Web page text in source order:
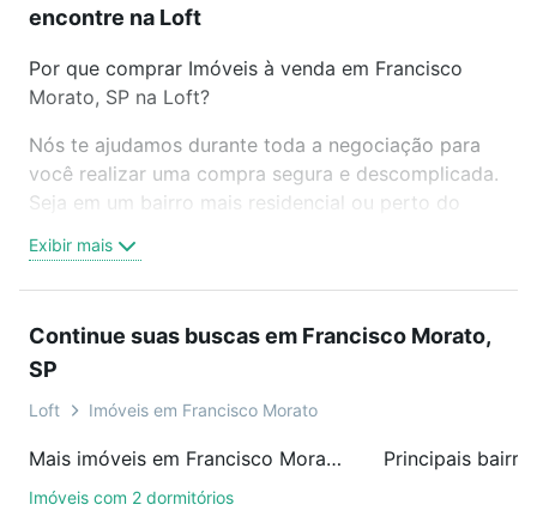
encontre na Loft
Por que comprar Imóveis à venda em Francisco
Morato, SP na Loft?
Nós te ajudamos durante toda a negociação para
você realizar uma compra segura e descomplicada.
Seja em um bairro mais residencial ou perto do
oferta ideal de Imóveis à venda em Francisco
Morato, SP para conquistar seu sonho. Agende uma
compromisso e você ainda conta com mais de 46
mil corretores e imobiliárias te ajudando na compra,
venda ou troca de imóveis.
Como escolher um imóvel?
Use barra de busca no topo para pesquisar por
Exibir mais
Continue suas buscas em Francisco Morato,
SP
Loft Imóveis em Francisco Morato
Mais imóveis em Francisco Morato, SP
Imóveis com 2 dormitórios